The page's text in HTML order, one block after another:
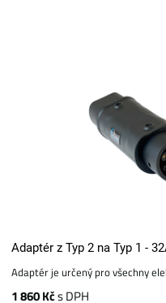
Adaptér z Typ 2 na Typ 1 -
Adaptér je určený pro všechny
1 860 Kčs DPH